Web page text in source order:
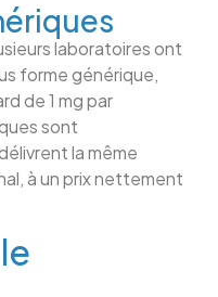
laboratoires ont
forme générique,
de 1 mg par
sont
la même
à un prix nettement